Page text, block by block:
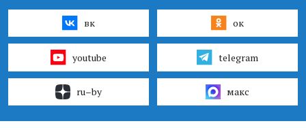
вк ок
youtube telegram
ru–by макс